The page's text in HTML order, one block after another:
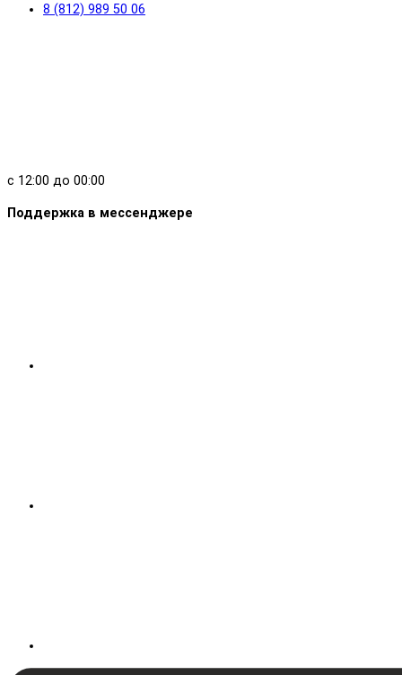
8 (812) 989 50 06
с 12:00 до 00:00
Поддержка в мессенджере